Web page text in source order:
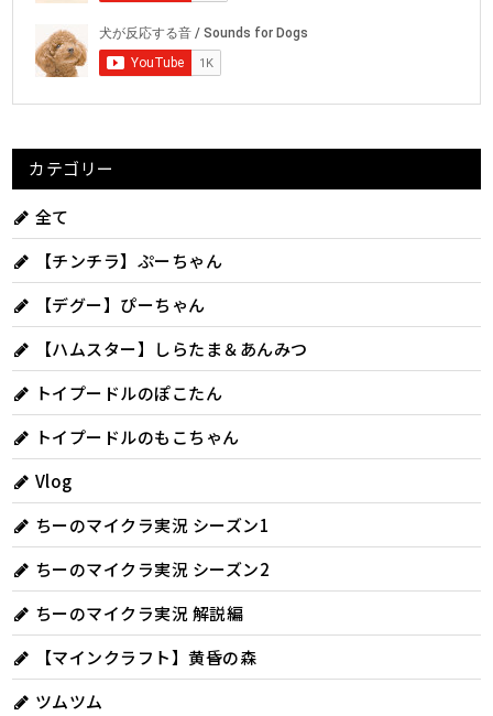
カテゴリー
全て
【チンチラ】ぷーちゃん
【デグー】ぴーちゃん
【ハムスター】しらたま＆あんみつ
トイプードルのぽこたん
トイプードルのもこちゃん
Vlog
ちーのマイクラ実況 シーズン1
ちーのマイクラ実況 シーズン2
ちーのマイクラ実況 解説編
【マインクラフト】黄昏の森
ツムツム